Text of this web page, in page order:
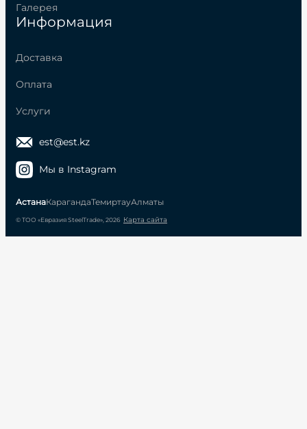
Галерея
Информация
Доставка
Оплата
Услуги
est@est.kz
Мы в Instagram
АстанаКарагандаТемиртауАлматы
© ТОО «Евразия SteelTrade», 2026 Карта сайта